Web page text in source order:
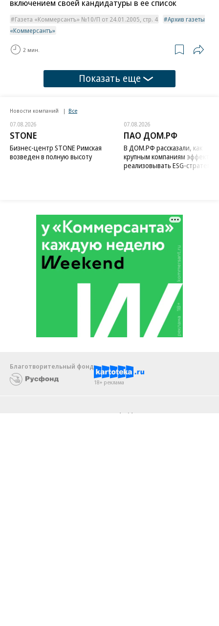
включением своей кандидатуры в ее список
Газета «Коммерсантъ» №10/П от 24.01.2005, стр. 4
Архив газеты
«Коммерсантъ»
2 мин.
Показать еще
Новости компаний Все
07.08.2026
STONE
Бизнес-центр STONE Римская
возведен в полную высоту
07.08.2026
ПАО ДОМ.РФ
В ДОМ.РФ рассказали, как
крупным компаниям
реализовывать ESG-стратегию
Благотворительный фонд
18+ реклама
Android